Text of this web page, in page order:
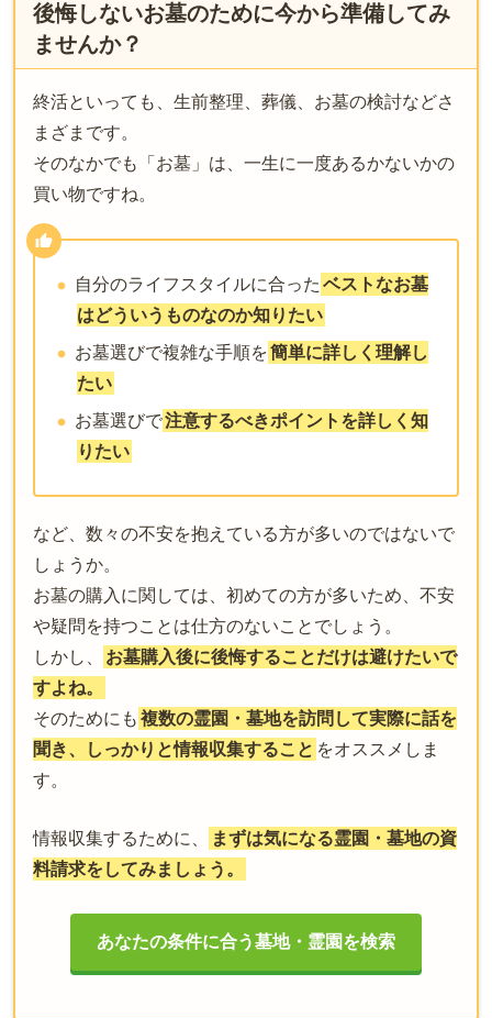
後悔しないお墓のために今から準備してみ
ませんか？
終活といっても、生前整理、葬儀、お墓の検討などさ
まざまです。
そのなかでも「お墓」は、一生に一度あるかないかの
買い物ですね。
自分のライフスタイルに合った ベストなお墓
はどういうものなのか知りたい
お墓選びで複雑な手順を簡単に詳しく理解し
たい
お墓選びで注意するべきポイントを詳しく知
りたい
など、数々の不安を抱えている方が多いのではないで
しょうか。
お墓の購入に関しては、初めての方が多いため、不安
や疑問を持つことは仕方のないことでしょう。
しかし、
お墓購入後に後悔することだけは避けたいで
すよね。
そのためにも 複数の霊園・墓地を訪問して実際に話を
聞き、しっかりと情報収集すること をオススメしま
す。
情報収集するために、
まずは気になる霊園・墓地の資
料請求をしてみましょう。
あなたの条件に合う墓地・霊園を検索